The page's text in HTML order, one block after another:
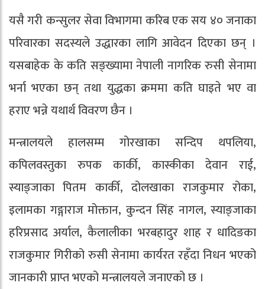
यसै गरी कन्सुलर सेवा विभागमा करिब एक सय ४० जनाका
परिवारका सदस्यले उद्धारका लागि आवेदन दिएका छन् ।
यसबाहेक के कति सङ्ख्यामा नेपाली नागरिक रुसी सेनामा
भर्ना भएका छन् तथा युद्धका क्रममा कति घाइते भए वा
हराए भन्ने यथार्थ विवरण छैन ।
मन्त्रालयले हालसम्म गोरखाका सन्दिप थपलिया,
कपिलवस्तुका रुपक कार्की, कास्कीका देवान राई,
स्याङ्जाका पितम कार्की, दोलखाका राजकुमार रोका,
इलामका गङ्गाराज मोक्तान, कुन्दन सिंह नागल, स्याङ्जाका
हरिप्रसाद अर्याल, कैलालीका भरबहादुर शाह र धादिङका
राजकुमार गिरीको रुसी सेनामा कार्यरत रहँदा निधन भएको
जानकारी प्राप्त भएको मन्त्रालयले जनाएको छ ।